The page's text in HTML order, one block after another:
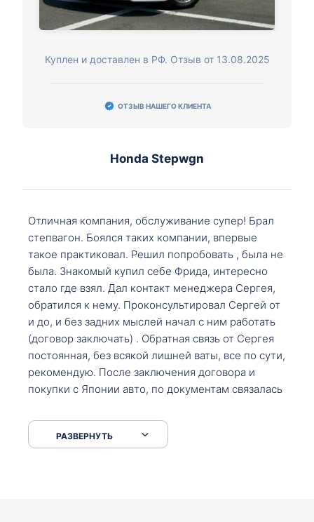
Куплен и доставлен в РФ. Отзыв от 13.08.2025
ОТЗЫВ НАШЕГО КЛИЕНТА
Honda Stepwgn
Отличная компания, обслуживание супер! Брал
степвагон. Боялся таких компании, впервые
такое практиковал. Решил попробовать , была не
была. Знакомый купил себе Фрида, интересно
стало где взял. Дал контакт менеджера Сергея,
обратился к нему. Проконсультировал Сергей от
и до, и без задних мыслей начал с ним работать
(договор заключать) . Обратная связь от Сергея
постоянная, без всякой лишней ваты, все по сути,
рекомендую. После заключения договора и
покупки с Японии авто, по документам связалась
что заполнить, куда зайти, образцы и т.д. После
приехал за авто. Меня тепло встретили Сергей с
РАЗВЕРНУТЬ